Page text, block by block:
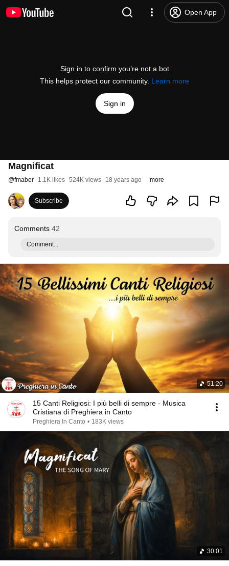
Open App
Sign in to confirm you’re not a bot
This helps protect our community. Learn more
Sign in
Magnificat
@fmaber 1.1K likes 524K views 18 years ago more
Subscribe
Comments 42
Comment...
51:20
15 Canti Religiosi: I più belli di sempre - Musica
Cristiana di Preghiera in Canto
Preghiera In Canto • 183K views
30:01